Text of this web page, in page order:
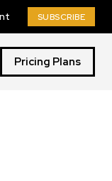
SUBSCRIBE
Pricing Plans